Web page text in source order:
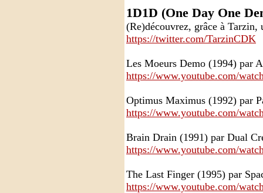
1D1D (One Day One
(Re)découvrez, grâce à
https://twitter.com/TarzinCDK
Les Moeurs Demo (1994) par
https://www.youtube.com/
Optimus Maximus (1992) par
https://www.youtube.com/
Brain Drain (1991) par Dual
https://www.youtube.com/
The Last Finger (1995) par
https://www.youtube.com/